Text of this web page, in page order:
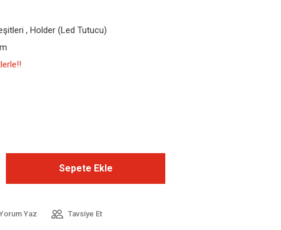
,Holder (Led Tutucu)
Sepete Ekle
Yaz Tavsiye Et